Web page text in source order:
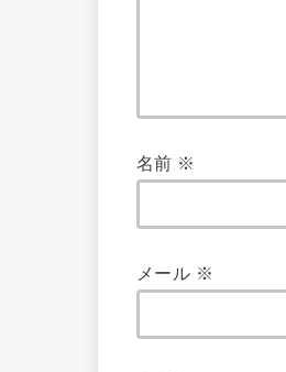
名前 ※
メール ※